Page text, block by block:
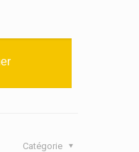
Catégorie